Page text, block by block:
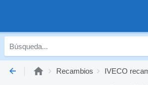
Recambios IVECO